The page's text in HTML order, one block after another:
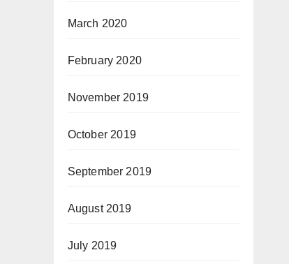
March 2020
February 2020
November 2019
October 2019
September 2019
August 2019
July 2019